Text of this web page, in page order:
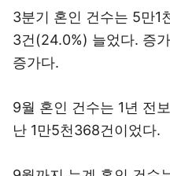
3분기 혼인 건수는 5만1
3건(24.0%) 늘었다. 증
증가다.
9월 혼인 건수는 1년 전
난 1만5천368건이었다.